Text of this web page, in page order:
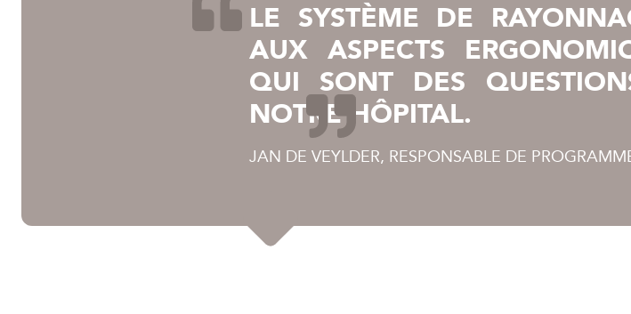
LE SYSTÈME DE
AUX ASPECTS
QUI SONT DES
NOTRE HÔPITAL.
JAN DE VEYLDER, RESPONSABLE DE